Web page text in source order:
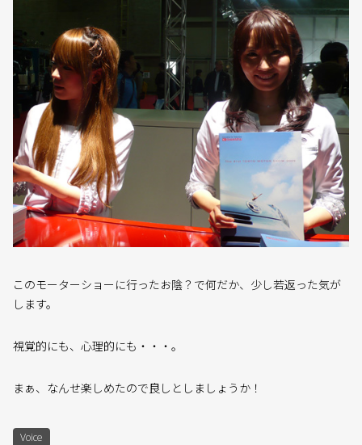
このモーターショーに行ったお陰？で何だか、少し若返った気が
します。
視覚的にも、心理的にも・・・。
まぁ、なんせ楽しめたので良しとしましょうか！
Voice